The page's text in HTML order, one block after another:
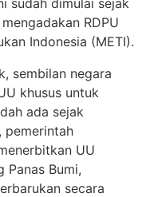
RDPU
Indonesia (METI).
sembilan negara
khusus untuk
ada sejak
pemerintah
UU
Panas Bumi,
secara